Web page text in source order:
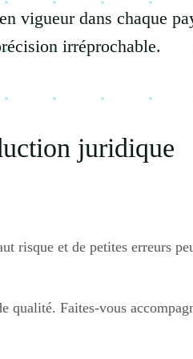
vigueur dans chaque
irréprochable.
juridique
risque et de petites erreurs
qualité. Faites-vous